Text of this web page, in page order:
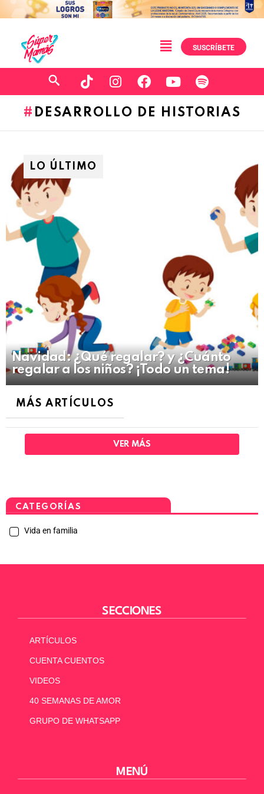
SUSCRÍBETE
DESARROLLO DE HISTORIAS
LO ÚLTIMO
Navidad: ¿Qué regalar? y ¿Cuánto
regalar a los niños? ¡Todo un tema!
MÁS ARTÍCULOS
VER MÁS
CATEGORÍAS
Vida en familia
SECCIONES
ARTÍCULOS
CUENTA CUENTOS
VIDEOS
40 SEMANAS DE AMOR
GRUPO DE WHATSAPP
MENÚ